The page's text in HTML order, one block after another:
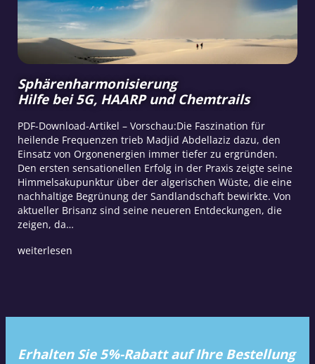
Sphärenharmonisierung
Hilfe bei 5G, HAARP und Chemtrails
PDF-Download-Artikel – Vorschau:Die Faszination für
heilende Frequenzen trieb Madjid Abdellaziz dazu, den
Einsatz von Orgonenergien immer tiefer zu ergründen.
Den ersten sensationellen Erfolg in der Praxis zeigte seine
Himmelsakupunktur über der algerischen Wüste, die eine
nachhaltige Begrünung der Sandlandschaft bewirkte. Von
aktueller Brisanz sind seine neueren Entdeckungen, die
zeigen, da…
weiterlesen
Erhalten Sie 5%-Rabatt auf Ihre Bestellung